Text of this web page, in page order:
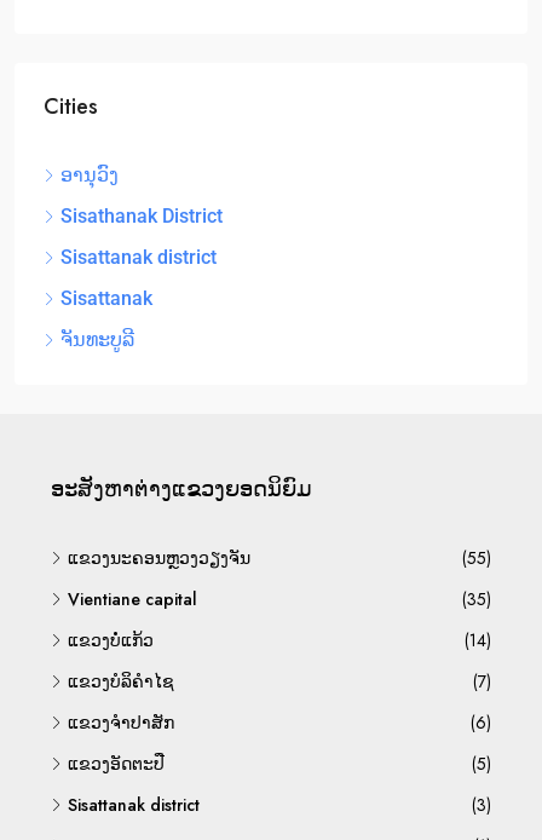
Cities
ອານຸວົງ
Sisathanak District
Sisattanak district
Sisattanak
ຈັນທະບູລີ
ອະ​ສັງ​ຫາ​ຕ່າງ​ແຂວງ​ຍອດ​ນິ​ຍົມ
ແຂວງນະຄອນຫຼວງວຽງຈັນ
(55)
Vientiane capital
(35)
ແຂວງບໍ່ແກ້ວ
(14)
ແຂວງບໍລິຄຳໄຊ
(7)
ແຂວງຈຳປາສັກ
(6)
ແຂວງອັດຕະປື
(5)
Sisattanak district
(3)